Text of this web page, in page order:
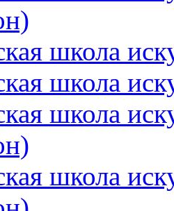
школа
школа
школа
школа